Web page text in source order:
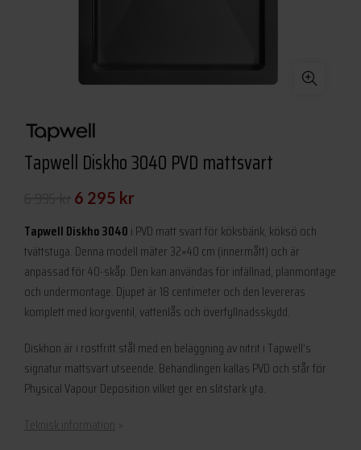
Tapwell Diskho 3040 PVD mattsvart
Det
ursprungliga
priset
var:
6
995 kr.
6 295 krDet
nuvarande
priset
är:
6
295 kr.
Tapwell Diskho 3040 i PVD matt svart för köksbänk, köksö och
tvättstuga. Denna modell mäter 32×40 cm (innermått) och är
anpassad för 40-skåp. Den kan användas för infällnad, planmontage
och undermontage. Djupet är 18 centimeter och den levereras
komplett med korgventil, vattenlås och överfyllnadsskydd.
Diskhon är i rostfritt stål med en beläggning av nitrit i Tapwell’s
signatur mattsvart utseende. Behandlingen kallas PVD och står för
Physical Vapour Deposition vilket ger en slitstark yta.
Teknisk information